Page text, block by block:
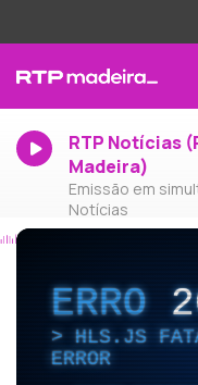
RTP Notícias
Madeira)
Emissão em
Notícias
ERRO
HLS.JS
ERROR